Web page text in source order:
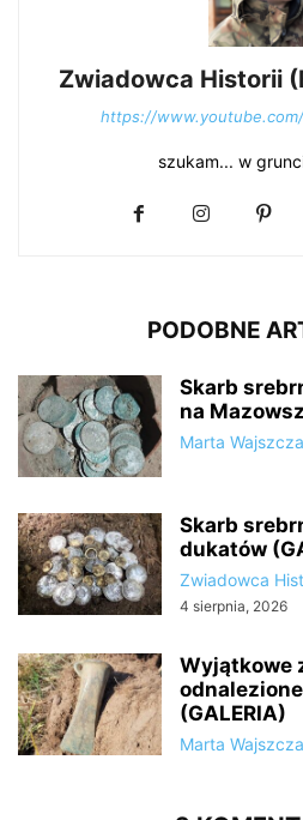
Zwiadowca Historii
https://
szukam... w
PODOBNE
Skarb
na
Marta
Skarb
dukatów
Zwiadowca
4 sierpnia, 2026
Wyjątkowe
(GALERIA)
Marta